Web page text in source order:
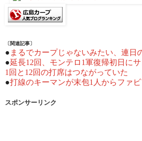
〔関連記事〕
● まるでカープじゃないみたい、連日
●延長12回、モンテロ1軍復帰初日に
1回と12回の打席はつながっていた
●打線のキーマンが末包1人からファビ
スポンサーリンク